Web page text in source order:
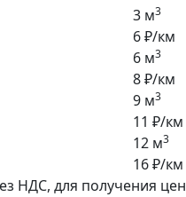
3 м3
6 ₽/км
6 м3
8 ₽/км
9 м3
11 ₽/км
12 м3
16 ₽/км
НДС, для получения